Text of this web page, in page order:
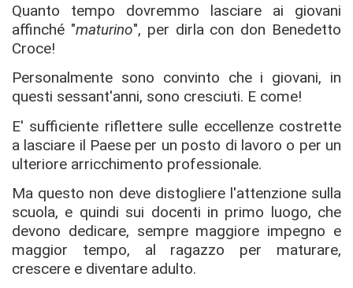
Quanto tempo dovremmo lasciare ai giovani
affinché "maturino", per dirla con don Benedetto
Croce!
Personalmente sono convinto che i giovani, in
questi sessant'anni, sono cresciuti. E come!
E' sufficiente riflettere sulle eccellenze costrette
a lasciare il Paese per un posto di lavoro o per un
ulteriore arricchimento professionale.
Ma questo non deve distogliere l'attenzione sulla
scuola, e quindi sui docenti in primo luogo, che
devono dedicare, sempre maggiore impegno e
maggior tempo, al ragazzo per maturare,
crescere e diventare adulto.